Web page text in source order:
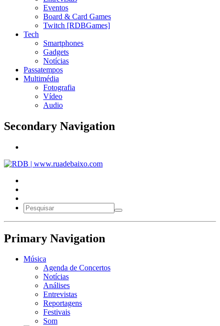
Eventos
Board & Card Games
Twitch [RDBGames]
Tech
Smartphones
Gadgets
Notícias
Passatempos
Multimédia
Fotografia
Vídeo
Audio
Secondary Navigation
Primary Navigation
Música
Agenda de Concertos
Notícias
Análises
Entrevistas
Reportagens
Festivais
Som